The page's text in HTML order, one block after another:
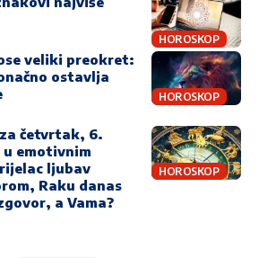
HOROSKOP
HOROSKOP
veliki preokret:
ostavlja
HOROSKOP
četvrtak, 6.
emotivnim
ljubav
Raku danas
a Vama?